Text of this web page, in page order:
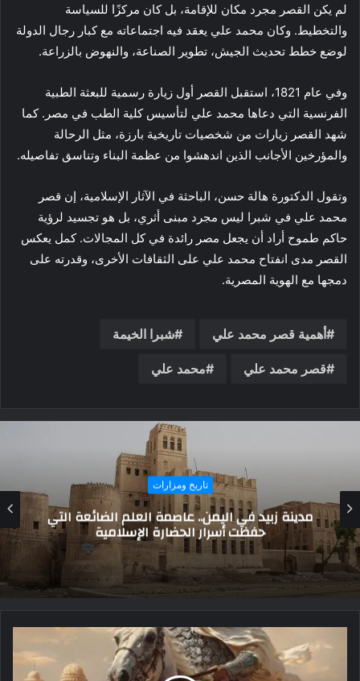
لم يكن القصر مجرد مكان للإقامة، بل كان مركزًا للسياسة
والتخطيط. وكان محمد علي يعقد فيه اجتماعاته مع كبار رجال الدولة
لوضع خطط تحديث الجيش، تطوير الصناعة، والنهوض بالزراعة.
وفي عام 1821، استقبل القصر أول زيارة رسمية للبعثة الطبية
الفرنسية التي دعاها محمد علي لتأسيس كلية الطب في مصر. كما
شهد القصر زيارات من شخصيات تاريخية بارزة، مثل الرحالة
والمؤرخين الأجانب الذين اندهشوا من عظمة البناء وتناسق تفاصيله.
وتقول الدكتورة هالة حسن، الباحثة في الآثار الإسلامية، إن قصر
محمد علي في شبرا ليس مجرد مبنى أثري، بل هو تجسيد لرؤية
حاكم طموح أراد أن يجعل مصر رائدة في كل المجالات. كمل يعكس
القصر مدى انفتاح محمد علي على الثقافات الأخرى، وقدرته على
دمجها مع الهوية المصرية.
أهمية قصر محمد علي شبرا الخيمة
قصر محمد علي محمد علي
تاريخ ومزارات
فئات الطب في مصر القديمة.. وهذا أول طبيب
في التاريخ البشري